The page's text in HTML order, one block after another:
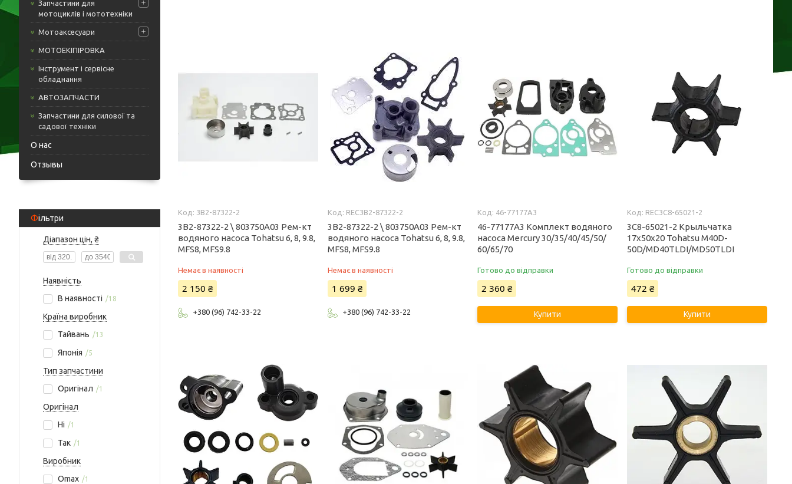
Запчастини для
мотоциклів і мототехніки
Мотоаксесуари
МОТОЕКІПІРОВКА
Інструмент і сервісне
обладнання
АВТОЗАПЧАСТИ
Запчастини для силової та
садової техніки
О нас
Отзывы
Фільтри
Діапазон цін, ₴
Наявність
В наявності
18
Країна виробник
Тайвань
13
Японія 5
Тип запчастини
Оригінал
1
Оригінал
Ні
1
Так 1
Виробник
Omax
1
3B2-87322-2
3B2-87322-2 \ 803750A03 Рем-кт
водяного насоса Tohatsu 6, 8, 9.8,
MFS8, MFS9.8
Немає в наявності
2 150 ₴
+380 (96) 742-33-22
REC3B2-87322-2
3B2-87322-2 \ 803750A03 Рем-кт
водяного насоса Tohatsu 6, 8, 9.8,
MFS8, MFS9.8
Немає в наявності
1 699 ₴
+380 (96) 742-33-22
46-77177A3
46-77177A3 Комплект водяного
насоса Mercury 30/35/40/45/50/
60/65/70
Готово до відправки
2 360 ₴
Купити
REC3C8-65021-2
3C8-65021-2 Крыльчатка
17x50x20 Tohatsu M40D-
50D/MD40TLDI/MD50TLDI
Готово до відправки
472 ₴
Купити